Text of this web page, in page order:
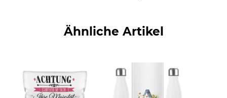
Ähnliche Artikel